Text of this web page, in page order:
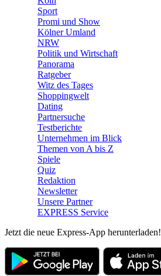
Sport
Promi und Show
Kölner Umland
NRW
Politik und Wirtschaft
Panorama
Ratgeber
Witz des Tages
Shoppingwelt
Dating
Partnersuche
Testberichte
Unternehmen im Blick
Themen von A bis Z
Spiele
Quiz
Redaktion
Newsletter
Unsere Partner
EXPRESS Service
Jetzt die neue Express-App herunterladen!